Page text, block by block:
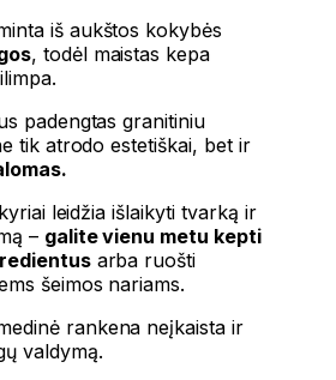
iš aukštos kokybės
, todėl maistas kepa
padengtas granitiniu
tik atrodo estetiškai, bet ir
leidžia išlaikyti tvarką ir
– galite vienu metu kepti
arba ruošti
šeimos nariams.
rankena neįkaista ir
valdymą.